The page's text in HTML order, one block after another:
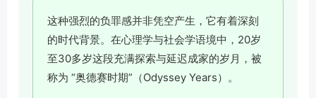
这种强烈的负罪感并非凭空产生，它有着深刻
的时代背景。在心理学与社会学语境中，20岁
至30多岁这段充满探索与延迟成家的岁月，被
称为 “奥德赛时期”（Odyssey Years）。